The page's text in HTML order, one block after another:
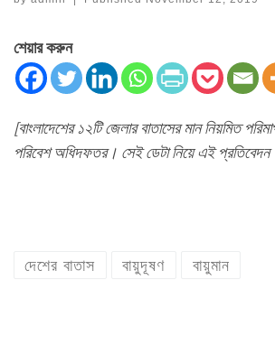
শেয়ার করুন
[বাংলাদেশের ১২টি জেলার বাতাসের মান নিয়মিত
পরিবেশ অধিদফতর। সেই ডেটা নিয়ে এই
দেশের বাতাস বায়ুদূষণ বায়ুমান